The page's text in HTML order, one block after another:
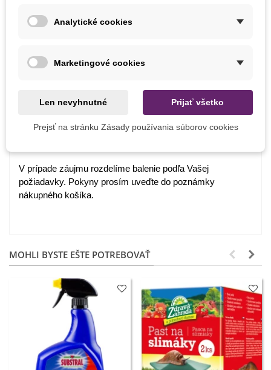
Ako balíme cibuľoviny?
papierových recyklovateľných sáčkov a cibuľky toho istého
druhu nabalíme dohromady.
ich obdržaní je nutné cibuľkám zabezpečiť ideálne
V prípade záujmu rozdelíme balenie podľa Vašej
požiadavky. Pokyny prosím uveďte do poznámky
nákupného košíka.
MOHLI BYSTE EŠTE POTREBOVAŤ
Analytické cookies
Marketingové cookies
Len nevyhnutné Prijať všetko
Prejsť na stránku Zásady používania súborov cookies